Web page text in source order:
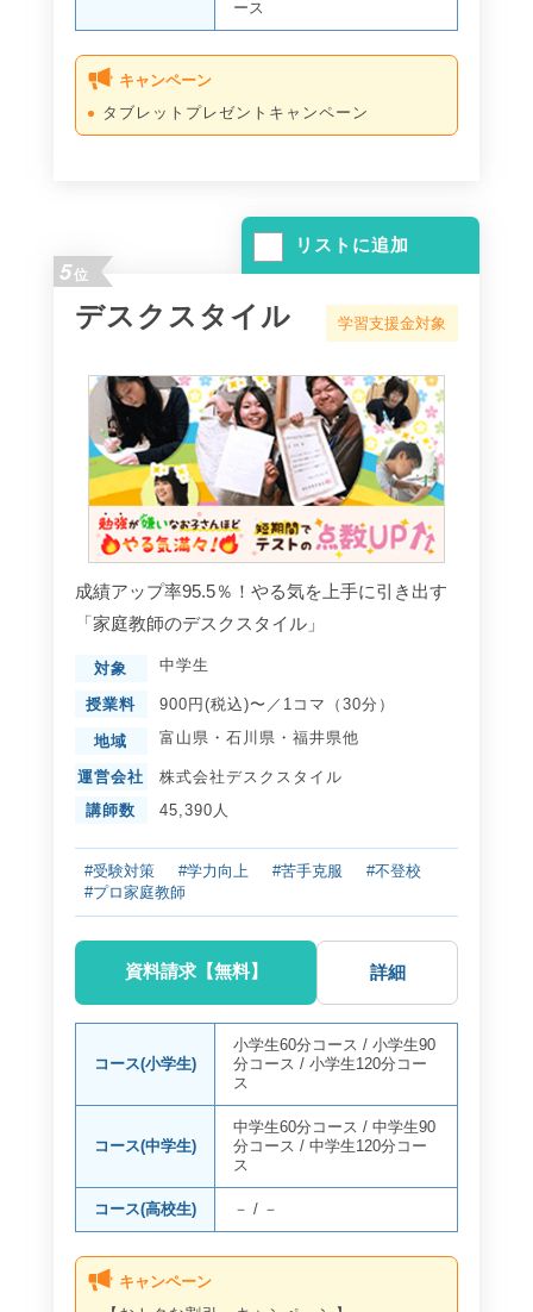
ース
キャンペーン
タブレットプレゼントキャンペーン
リストに追加
5位
デスクスタイル 学習支援金対象
成績アップ率95.5％！やる気を上手に引き出す
「家庭教師のデスクスタイル」
対象 中学生
授業料 900円(税込)〜／1コマ（30分）
地域 富山県 ・ 石川県 ・ 福井県他
運営会社
株式会社デスクスタイル
講師数
45,390人
#受験対策 #学力向上 #苦手克服
#不登校
#プロ家庭教師
資料請求【無料】 詳細
コース(小学生)
小学生60分コース /小学生90
分コース /小学生120分コー
ス
コース(中学生)
中学生60分コース /中学生90
分コース /中学生120分コー
ス
コース(高校生) － /－
キャンペーン